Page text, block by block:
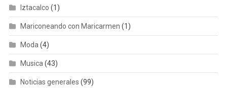
Iztacalco (1)
Mariconeando con Maricarmen (1)
Moda (4)
Musica (43)
Noticias generales (99)